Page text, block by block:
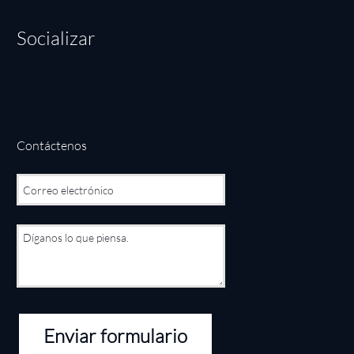
Socializar
Contáctenos
Enviar formulario